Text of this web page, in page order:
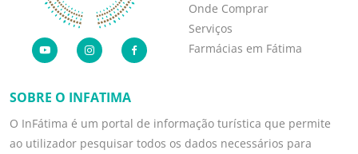
SOBRE O INFATIMA
O InFátima é um portal de informação turística que permite
ao utilizador pesquisar todos os dados necessários para
Onde Comprar
Serviços
Farmácias em Fátima